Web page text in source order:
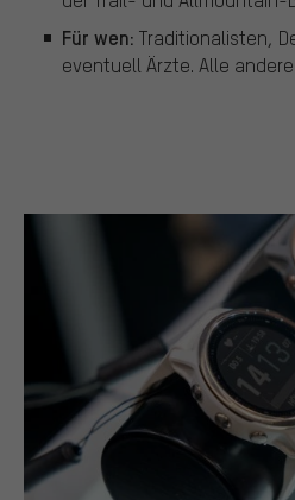
Für wen: Traditionalisten,
eventuell Ärzte. Alle